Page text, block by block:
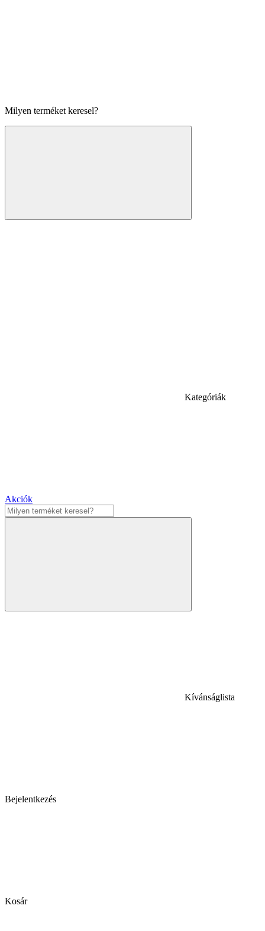
Milyen terméket keresel?
Kategóriák
Akciók
Kívánságlista
Bejelentkezés
Kosár